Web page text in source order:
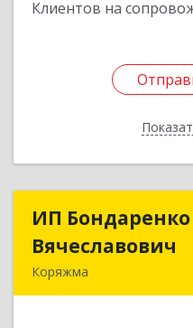
Клиентов на
ИП
Вячеславович
Коряжма
ИП